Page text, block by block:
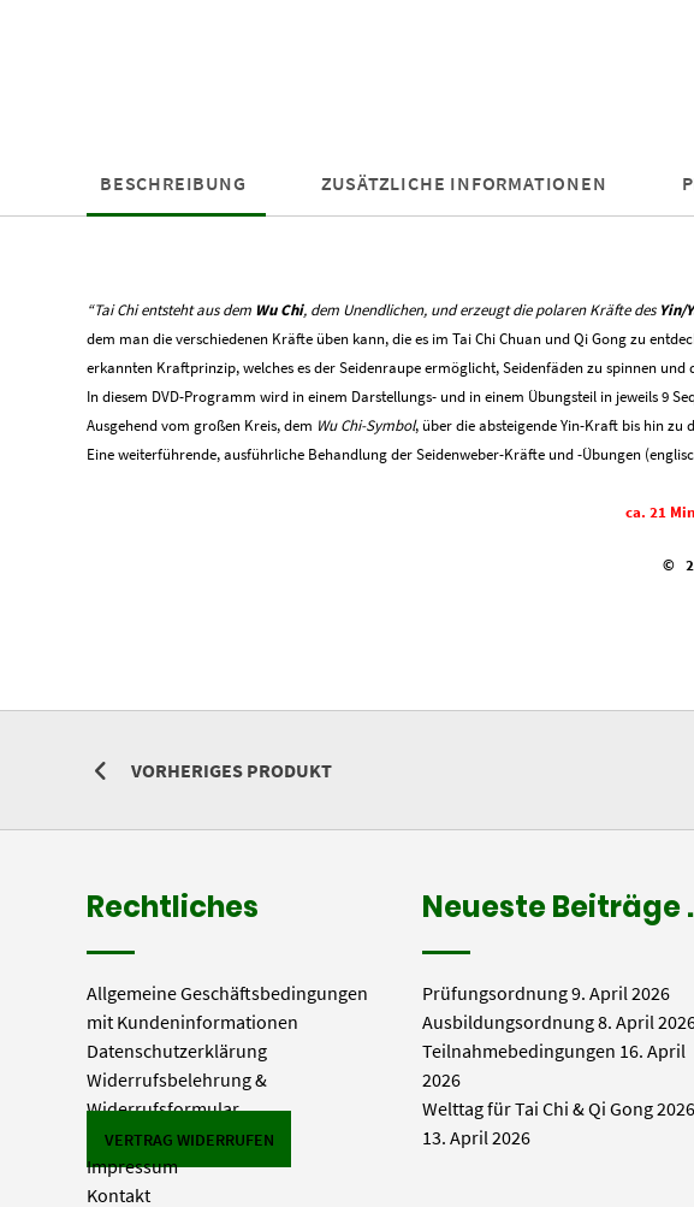
BESCHREIBUNG ZUSÄTZLICHE INFORMATIONEN
“Tai Chi entsteht aus dem Wu Chi, dem Unendlichen, und erzeugt die polaren Kräfte des Yin/
dem man die verschiedenen Kräfte üben kann, die es im Tai Chi Chuan und Qi Gong zu
erkannten Kraftprinzip, welches es der Seidenraupe ermöglicht, Seidenfäden zu spinnen und
In diesem DVD-Programm wird in einem Darstellungs- und in einem Übungsteil in jeweils 9
Ausgehend vom großen Kreis, dem Wu Chi-Symbol, über die absteigende Yin-Kraft bis hin zu
Eine weiterführende, ausführliche Behandlung der Seidenweber-Kräfte und -Übungen
ca. 21
©
VORHERIGES PRODUKT
Rechtliches
Allgemeine Geschäftsbedingungen
mit Kundeninformationen
Datenschutzerklärung
Widerrufsbelehrung &
Widerrufsformular
VERTRAG WIDERRUFEN
Impressum
Kontakt
Neueste Beiträge
Prüfungsordnung9. April 2026
Ausbildungsordnung8. April
Teilnahmebedingungen 16. April
2026
Welttag für Tai Chi & Qi Gong 2026
13. April 2026